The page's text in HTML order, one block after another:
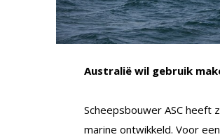
Australië wil gebruik
Scheepsbouwer ASC heeft
marine ontwikkeld. Voor